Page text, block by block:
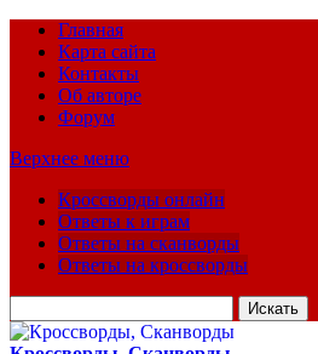
Главная
Карта сайта
Контакты
Об авторе
Форум
Верхнее меню
Кроссворды онлайн
Ответы к играм
Ответы на сканворды
Ответы на кроссворды
для: